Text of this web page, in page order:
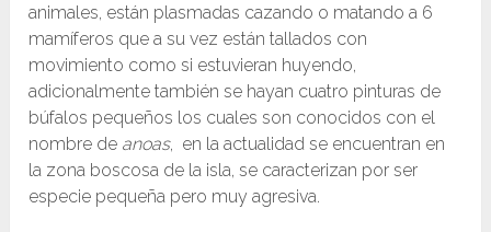
animales, están plasmadas cazando o matando a 6
mamíferos que a su vez están tallados con
movimiento como si estuvieran huyendo,
adicionalmente también se hayan cuatro pinturas de
búfalos pequeños los cuales son conocidos con el
nombre de anoas, en la actualidad se encuentran en
la zona boscosa de la isla, se caracterizan por ser
especie pequeña pero muy agresiva.